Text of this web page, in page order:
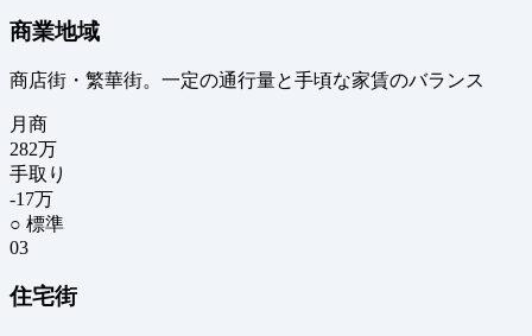
商業地域
商店街・繁華街。一定の通行量と手頃な家賃のバランス
月商
282万
手取り
-17万
○ 標準
03
住宅街